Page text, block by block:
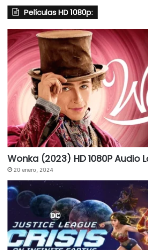
Películas HD 1080p:
Wonka (2023) HD 1080P Audio
20 enero, 2024